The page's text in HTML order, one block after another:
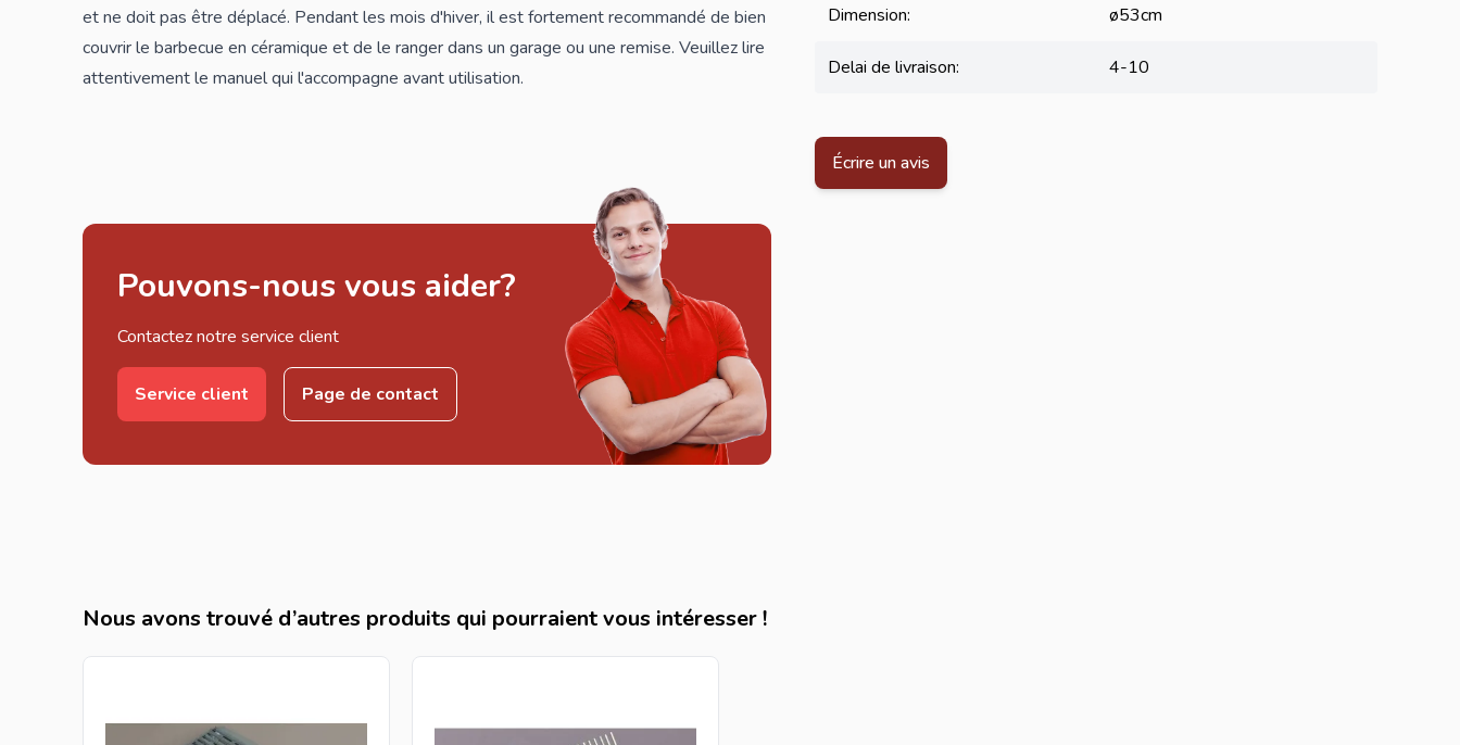
et ne doit pas être déplacé. Pendant les mois d'hiver, il est fortement recommandé de bien
couvrir le barbecue en céramique et de le ranger dans un garage ou une remise. Veuillez lire
attentivement le manuel qui l'accompagne avant utilisation.
Dimension: ø53cm
Delai de livraison: 4-10
Pouvons-nous vous aider?
Contactez notre service client
Service client Page de contact
Écrire un avis
Nous avons trouvé d’autres produits qui pourraient vous intéresser !